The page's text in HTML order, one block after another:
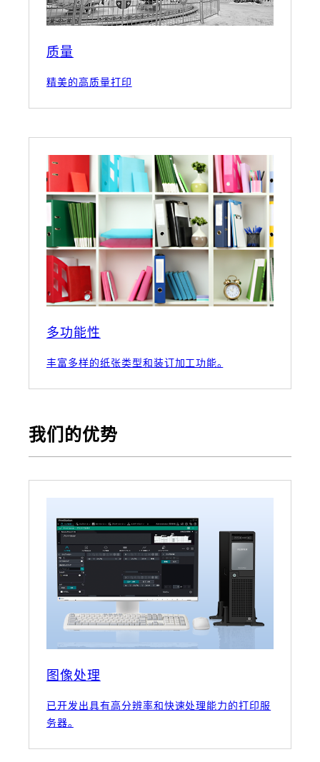
质量
精美的高质量打印
多功能性
丰富多样的纸张类型和装订加工功能。
我们的优势
图像处理
已开发出具有高分辨率和快速处理能力的打印服
务器。